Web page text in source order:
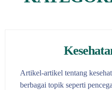
Artikel-artikel tentang
berbagai topik seperti